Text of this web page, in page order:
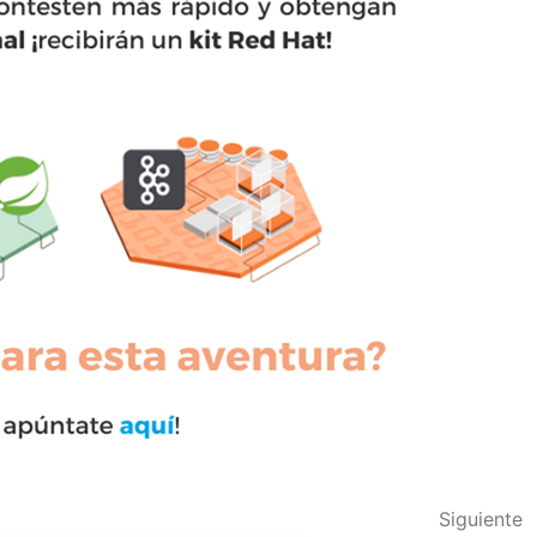
Siguiente